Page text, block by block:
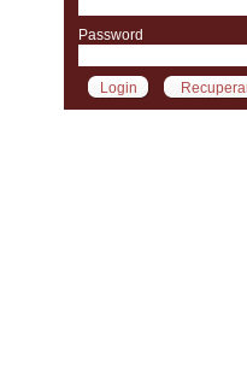
Password